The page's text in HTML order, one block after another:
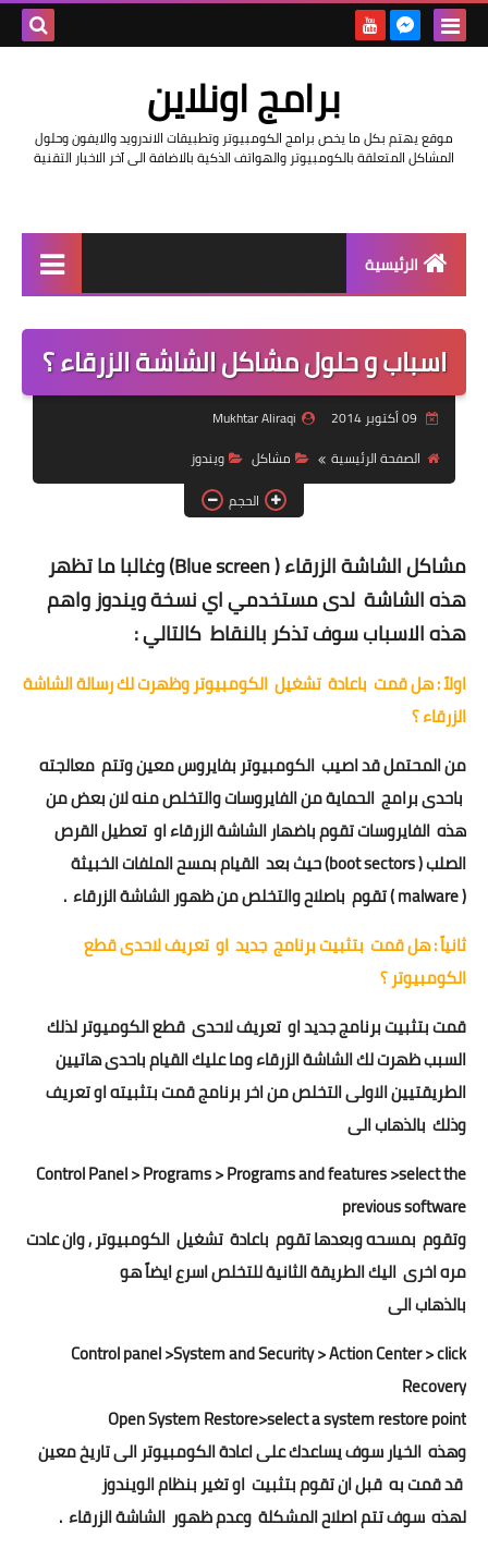
برامج اونلاين
موقع يهتم بكل ما يخص برامج الكومبيوتر وتطبيقات الاندرويد والايفون وحلول
المشاكل المتعلقة بالكومبيوتر والهواتف الذكية بالاضافة الى آخر الاخبار التقنية
الرئيسية
مراجعات
حماية
اندرويد
آيفون
دروس
انترنت
الربح من الانترنت
فيسبوك
بلوجر
مقالات
العاب
العملات الرقمية
اسباب و حلول مشاكل الشاشة الزرقاء ؟
Mukhtar Aliraqi
الصفحة الرئيسية
مشاكل
ويندوز
الحجم
مشاكل الشاشة الزرقاء ( Blue screen) وغالبا ما تظهر
هذه الشاشة لدى مستخدمي اي نسخة ويندوز واهم
هذه الاسباب سوف تذكر بالنقاط كالتالي :
اولاً : هل قمت باعادة تشغيل الكومبيوتر وظهرت لك رسالة الشاشة
الزرقاء ؟
من المحتمل قد اصيب الكومبيوتر بفايروس معين وتتم معالجته
باحدى برامج الحماية من الفايروسات والتخلص منه لان بعض من
هذه الفايروسات تقوم باضهار الشاشة الزرقاء او تعطيل القرص
الصلب ( boot sectors) حيث بعد القيام بمسح الملفات الخبيثة
( malware ) تقوم باصلاح والتخلص من ظهور الشاشة الزرقاء .
ثانياً : هل قمت بتثبيت برنامج جديد او تعريف لاحدى قطع
الكومبيوتر ؟
قمت بتثبيت برنامج جديد او تعريف لاحدى قطع الكوميوتر لذلك
السبب ظهرت لك الشاشة الزرقاء وما عليك القيام باحدى هاتيين
الطريقتيين الاولى التخلص من اخر برنامج قمت بتثبيته او تعريف
وذلك بالذهاب الى
Control Panel > Programs > Programs and features >select the
previous software
وتقوم بمسحه وبعدها تقوم باعادة تشغيل الكومبيوتر , وان عادت
مره اخرى اليك الطريقة الثانية للتخلص اسرع ايضاً هو
بالذهاب الى
Control panel >System and Security > Action Center > click
Recovery
Open System Restore>select a system restore point
وهذه الخيار سوف يساعدك على اعادة الكومبيوتر الى تاريخ معين
قد قمت به قبل ان تقوم بتثبيت او تغير بنظام الويندوز
لهذه سوف تتم اصلاح المشكلة وعدم ظهور الشاشة الزرقاء .